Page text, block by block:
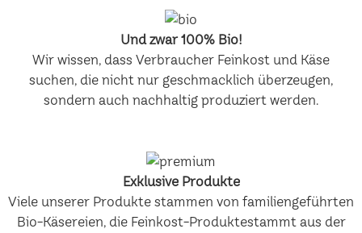
Und zwar 100% Bio!
Wir wissen, dass Verbraucher Feinkost und Käse
suchen, die nicht nur geschmacklich überzeugen,
sondern auch nachhaltig produziert werden.
Exklusive Produkte
Viele unserer Produkte stammen von familiengeführten
Bio-Käsereien, die Feinkost-Produktestammt aus der